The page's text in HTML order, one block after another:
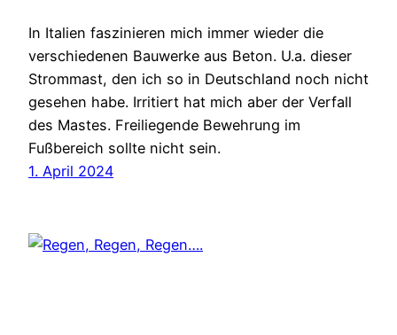
In Italien faszinieren mich immer wieder die
verschiedenen Bauwerke aus Beton. U.a. dieser
Strommast, den ich so in Deutschland noch nicht
gesehen habe. Irritiert hat mich aber der Verfall
des Mastes. Freiliegende Bewehrung im
Fußbereich sollte nicht sein.
1. April 2024